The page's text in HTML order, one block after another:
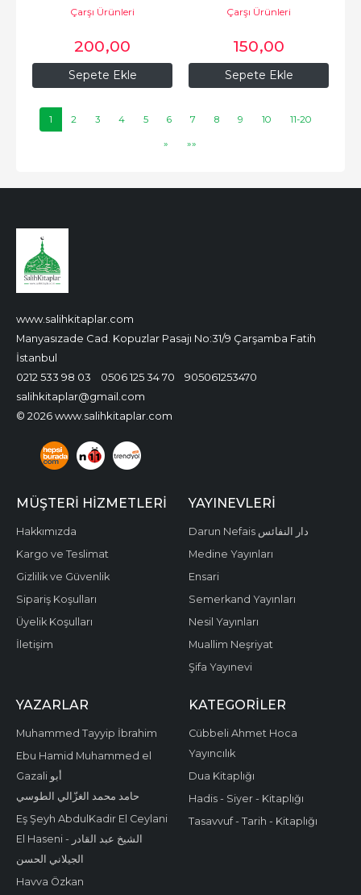
Sepete Ekle
Çarşı Ürünleri
200,00
Sepete Ekle
SATIŞ...
Çarşı Ürünleri
150,00
1 2 3 4 5 6 7 8 9 10 11-20
» »»
www.salihkitaplar.com
Manyasızade Cad. Kopuzlar Pasajı No:31/9 Çarşamba Fatih
İstanbul
0212 533 98 03
0506 125 34 70
905061253470
salihkitaplar@gmail.com
© 2026 www.salihkitaplar.com
MÜŞTERI HIZMETLERI
Hakkımızda
Kargo ve Teslimat
Gizlilik ve Güvenlik
Sipariş Koşulları
Üyelik Koşulları
İletişim
YAYINEVLERI
Darun Nefais دار النفائس
Medine Yayınları
Ensari
Semerkand Yayınları
Nesil Yayınları
Muallim Neşriyat
Şifa Yayınevi
YAZARLAR
Muhammed Tayyip İbrahim
Ebu Hamid Muhammed el
Gazali أبو
حامد محمد الغزّالي الطوسي
Eş Şeyh AbdulKadir El Ceylani
El Haseni - الشيخ عبد القادر
الجيلاني الحسن
Havva Özkan
KATEGORILER
Cübbeli Ahmet Hoca
Yayıncılık
Dua Kitaplığı
Hadis - Siyer - Kitaplığı
Tasavvuf - Tarih - Kitaplığı